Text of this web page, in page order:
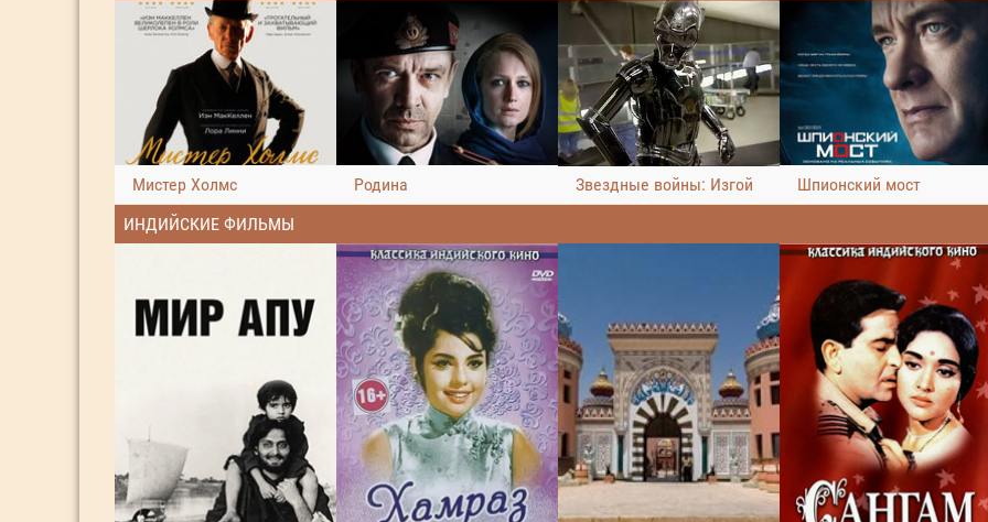
Мистер Холмс Родина Звездные войны: Изгой
Шпионский мост
ИНДИЙСКИЕ ФИЛЬМЫ